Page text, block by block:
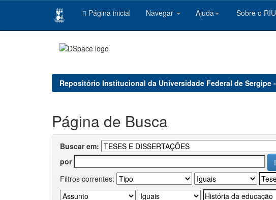
Página inicial Navegar Ajuda Sobre o
Repositório Institucional da Universidade Federal de Sergipe -
Página de Busca
Buscar em:
por
Filtros correntes: